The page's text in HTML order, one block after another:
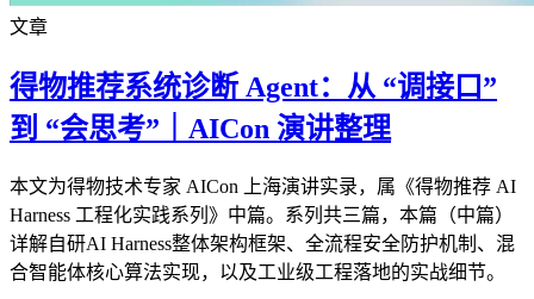
文章
得物推荐系统诊断 Agent：从 “调接口”
到 “会思考”｜AICon 演讲整理
本文为得物技术专家 AICon 上海演讲实录，属《得物推荐 AI
Harness 工程化实践系列》中篇。系列共三篇，本篇（中篇）
详解自研AI Harness整体架构框架、全流程安全防护机制、混
合智能体核心算法实现，以及工业级工程落地的实战细节。